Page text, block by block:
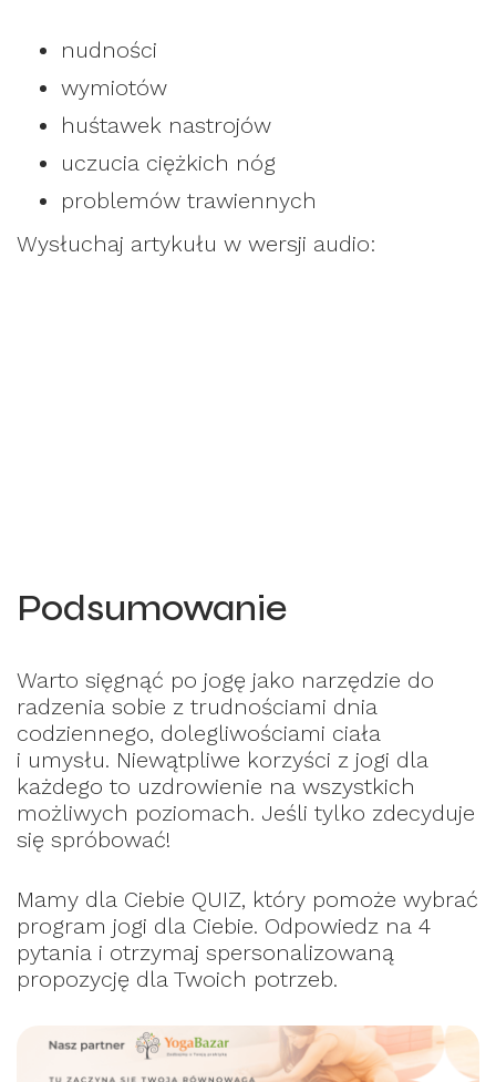
nudności
wymiotów
huśtawek nastrojów
uczucia ciężkich nóg
problemów trawiennych
Wysłuchaj artykułu w wersji audio:
Podsumowanie
Warto sięgnąć po jogę jako narzędzie do
radzenia sobie z trudnościami dnia
codziennego, dolegliwościami ciała
i umysłu. Niewątpliwe korzyści z jogi dla
każdego to uzdrowienie na wszystkich
możliwych poziomach. Jeśli tylko zdecyduje
się spróbować!
Mamy dla Ciebie QUIZ, który pomoże wybrać
program jogi dla Ciebie. Odpowiedz na 4
pytania i otrzymaj spersonalizowaną
propozycję dla Twoich potrzeb.